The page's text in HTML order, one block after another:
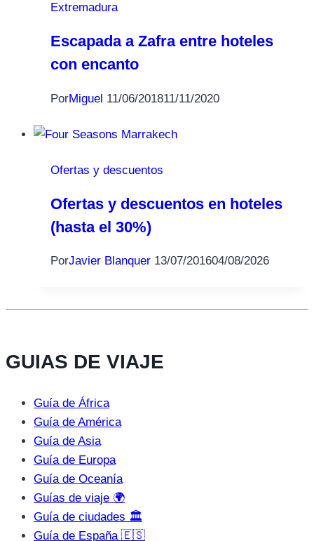
Extremadura
Escapada a Zafra entre hoteles
con encanto
PorMiguel 11/06/201811/11/2020
Ofertas y descuentos
Ofertas y descuentos en hoteles
(hasta el 30%)
PorJavier Blanquer 13/07/201604/08/2026
GUIAS DE VIAJE
Guía de África
Guía de América
Guía de Asia
Guía de Europa
Guía de Oceanía
Guías de viaje 🌍
Guía de ciudades 🏛️
Guía de España 🇪🇸